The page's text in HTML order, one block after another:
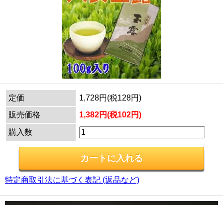
定価
1,728円(税128円)
販売価格
1,382円(税102円)
購入数
特定商取引法に基づく表記 (返品など)